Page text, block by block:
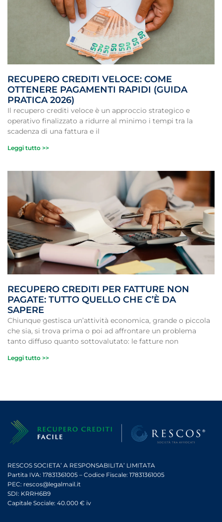
RECUPERO CREDITI VELOCE: COME
OTTENERE PAGAMENTI RAPIDI (GUIDA
PRATICA 2026)
Il recupero crediti veloce è un approccio strategico e
operativo finalizzato a ridurre al minimo i tempi tra la
scadenza di una fattura e il
Leggi tutto >>
RECUPERO CREDITI PER FATTURE NON
PAGATE: TUTTO QUELLO CHE C’È DA
SAPERE
Chiunque gestisca un’attività economica, grande o piccola
che sia, si trova prima o poi ad affrontare un problema
tanto diffuso quanto sottovalutato: le fatture non
Leggi tutto >>
RESCOS SOCIETA’ A RESPONSABILITA’ LIMITATA
Partita IVA: 17831361005 – Codice Fiscale: 17831361005
PEC: rescos@legalmail.it
SDI: KRRH6B9
Capitale Sociale: 40.000 € iv